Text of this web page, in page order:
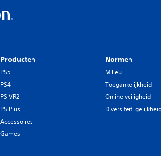
Producten
PS5
PS4
PS VR2
PS Plus
Accessoires
Games
Normen
Milieu
Toegankelijkheid
Online veiligheid
Diversiteit,